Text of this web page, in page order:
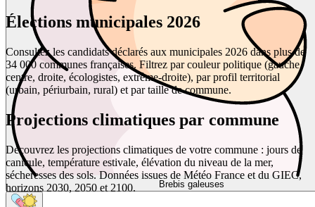
Brebis galeuses
Élections municipales 2026
Consultez les candidats déclarés aux municipales 2026 dans plus de
34 000 communes françaises. Filtrez par couleur politique (gauche,
centre, droite, écologistes, extrême-droite), par profil territorial
(urbain, périurbain, rural) et par taille de commune.
Projections climatiques par commune
Découvrez les projections climatiques de votre commune : jours de
canicule, température estivale, élévation du niveau de la mer,
sécheresses des sols. Données issues de Météo France et du GIEC,
horizons 2030, 2050 et 2100.